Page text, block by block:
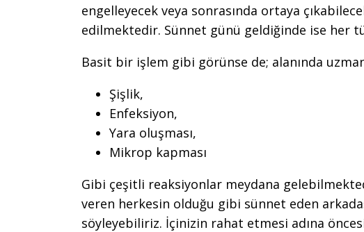
engelleyecek veya sonrasında ortaya
edilmektedir. Sünnet günü geldiğinde ise her
Basit bir işlem gibi görünse de; alanında
Şişlik,
Enfeksiyon,
Yara oluşması,
Mikrop kapması
Gibi çeşitli reaksiyonlar meydana
veren herkesin olduğu gibi sünnet eden
söyleyebiliriz. İçinizin rahat etmesi adına